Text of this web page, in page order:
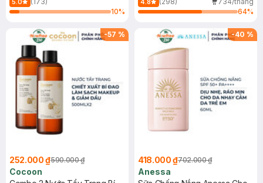
5.0
10%
4.8
64%
-57 %
252.000 ₫590.000 ₫
Cocoon
-40 %
418.000 ₫702.000 ₫
Anessa